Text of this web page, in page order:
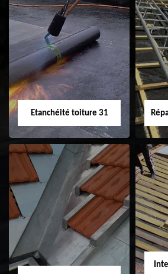
Peinture sur tuile
31
Etanchéité toiture 31
Etanchéité toiture
31